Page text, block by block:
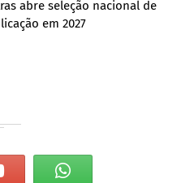
abre seleção nacional de
em 2027